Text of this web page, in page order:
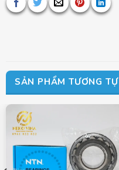
SẢN PHẨM TƯƠNG TỰ